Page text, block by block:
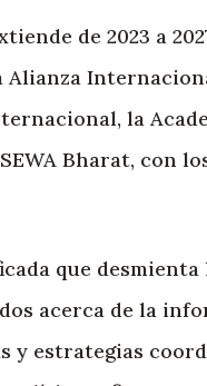
de 2023 a
la
Bharat, con
que desmienta
acerca de la
y estrategias